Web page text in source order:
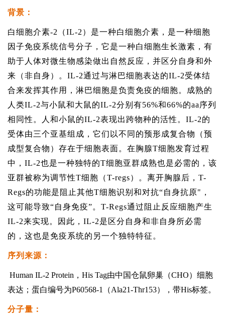
背景：
白细胞介素-2（IL-2）是一种白细胞介素，是一种细胞
因子免疫系统信号分子，它是一种白细胞生长激素，有
助于人体对微生物感染做出自然反应，并区分自身和外
来（非自身）。IL-2通过与淋巴细胞表达的IL-2受体结
合来发挥其作用，淋巴细胞是负责免疫的细胞。成熟的
人类IL-2与小鼠和大鼠的IL-2分别有56%和66%的aa序列
相同性。人和小鼠的IL-2表现出跨物种的活性。IL-2的
受体由三个亚基组成，它们以不同的预形成复合物（预
成型复合物）存在于细胞表面。在胸腺T细胞发育过程
中，IL-2也是一种独特的T细胞亚群成熟也是必需的，该
亚群被称为调节性T细胞（T-regs）。离开胸腺后，T-
Regs的功能是阻止其他T细胞识别和对抗“自身抗原"，
这可能导致“自身免疫”。T-Regs通过阻止反应细胞产生
IL-2来实现。因此，IL-2是区分自身和非自身所必需
的，这也是免疫系统的另一个独特特征。
序列来源：
Human IL-2 Protein，His Tag由中国仓鼠卵巢（CHO）细胞
表达；蛋白编号为P60568-1（Ala21-Thr153），带His标签。
分子量：